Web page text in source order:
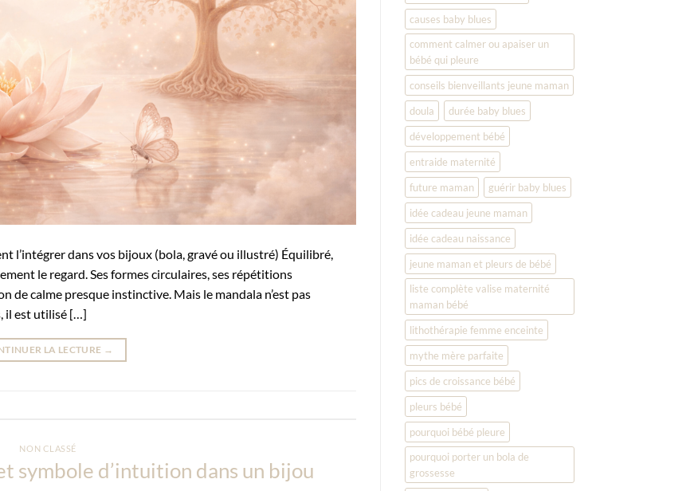
l’intégrer dans vos bijoux (bola, gravé ou illustré) Équilibré,
le regard. Ses formes circulaires, ses répétitions
de calme presque instinctive. Mais le mandala n’est pas
il est utilisé […]
LA LECTURE →
NON CLASSÉ
symbole d’intuition dans un bijou
causes baby blues
comment calmer ou apaiser un
bébé qui pleure
conseils bienveillants jeune maman
doula
durée baby blues
développement bébé
entraide maternité
future maman
guérir baby blues
idée cadeau jeune maman
idée cadeau naissance
jeune maman et pleurs de bébé
liste complète valise maternité
maman bébé
lithothérapie femme enceinte
mythe mère parfaite
pics de croissance bébé
pleurs bébé
pourquoi bébé pleure
pourquoi porter un bola de
grossesse